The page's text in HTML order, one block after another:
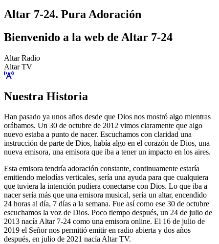
Altar 7-24. Pura Adoración
Bienvenido a la web de Altar 7-24
Altar Radio
Altar TV
Nuestra Historia
Han pasado ya unos años desde que Dios nos mostró algo mientras
orábamos. Un 30 de octubre de 2012 vimos claramente que algo
nuevo estaba a punto de nacer. Escuchamos con claridad una
instrucción de parte de Dios, había algo en el corazón de Dios, una
nueva emisora, una emisora que iba a tener un impacto en los aires.
Esta emisora tendría adoración constante, continuamente estaría
emitiendo melodías verticales, sería una ayuda para que cualquiera
que tuviera la intención pudiera conectarse con Dios. Lo que iba a
nacer sería más que una emisora musical, sería un altar, encendido
24 horas al día, 7 días a la semana. Fue así como ese 30 de octubre
escuchamos la voz de Dios. Poco tiempo después, un 24 de julio de
2013 nacía Altar 7-24 como una emisora online. El 16 de julio de
2019 el Señor nos permitió emitir en radio abierta y dos años
después, en julio de 2021 nacía Altar TV.